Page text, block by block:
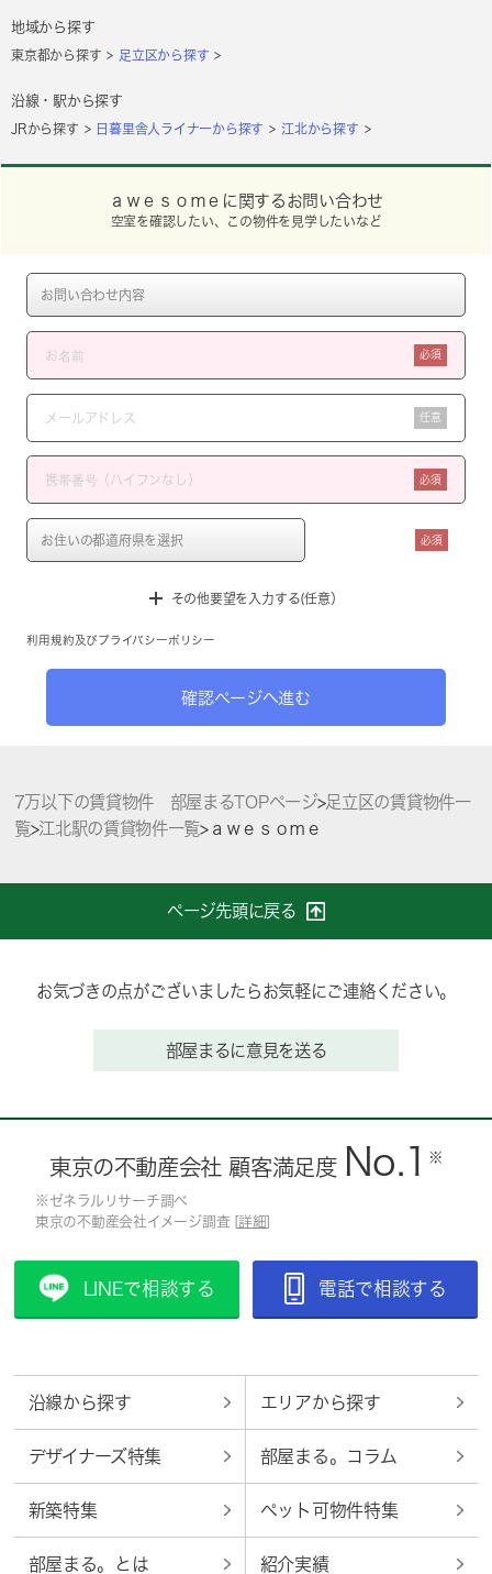
地域から探す
東京都から探す 足立区から探す
沿線・駅から探す
JRから探す 日暮里舎人ライナーから探す 江北から探す
ａｗｅｓｏｍｅに関するお問い合わせ
空室を確認したい、この物件を見学したいなど
必須
任意
必須
必須
その他要望を入力する(任意）
利用規約 及び プライバシーポリシー
確認ページへ進む
7万以下の賃貸物件 部屋まるTOPページ>足立区の賃貸物件一
覧>江北駅の賃貸物件一覧>ａｗｅｓｏｍｅ
ページ先頭に戻る
お気づきの点がございましたらお気軽にご連絡ください。
部屋まるに意見を送る
東京の不動産会社 顧客満足度 No.1 ※
※ゼネラルリサーチ調べ
東京の不動産会社イメージ調査 [ 詳細
LINEで相談する 電話で相談する
沿線から探す エリアから探す
デザイナーズ特集 部屋まる。コラム
新築特集 ペット可物件特集
部屋まる。とは 紹介実績